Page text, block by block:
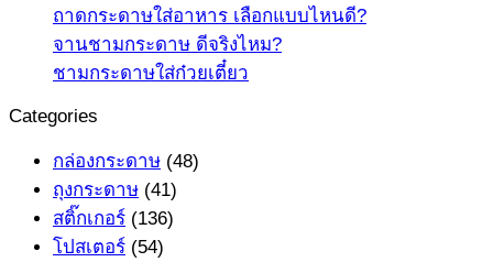
ถาดกระดาษใส่อาหาร เลือกแบบไหนดี?
จานชามกระดาษ ดีจริงไหม?
ชามกระดาษใส่ก๋วยเตี๋ยว
Categories
กล่องกระดาษ (48)
ถุงกระดาษ (41)
สติ๊กเกอร์ (136)
โปสเตอร์ (54)